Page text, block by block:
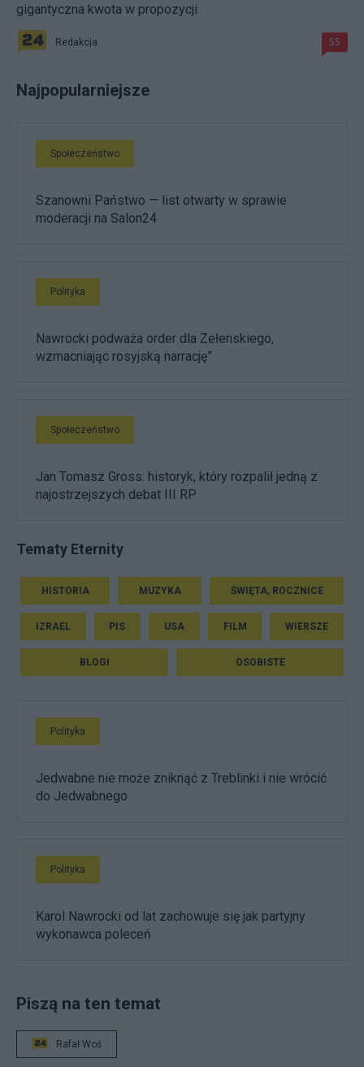
gigantyczna kwota w propozycji
Redakcja 55
Najpopularniejsze
Społeczeństwo
Szanowni Państwo — list otwarty w sprawie
moderacji na Salon24
Polityka
Nawrocki podważa order dla Zełenskiego,
wzmacniając rosyjską narrację”
Społeczeństwo
Jan Tomasz Gross: historyk, który rozpalił jedną z
najostrzejszych debat III RP
Tematy Eternity
HISTORIA MUZYKA ŚWIĘTA, ROCZNICE
IZRAEL PIS USA FILM WIERSZE
BLOGI OSOBISTE
Polityka
Jedwabne nie może zniknąć z Treblinki i nie wrócić
do Jedwabnego
Polityka
Karol Nawrocki od lat zachowuje się jak partyjny
wykonawca poleceń
Piszą na ten temat
Rafał Woś